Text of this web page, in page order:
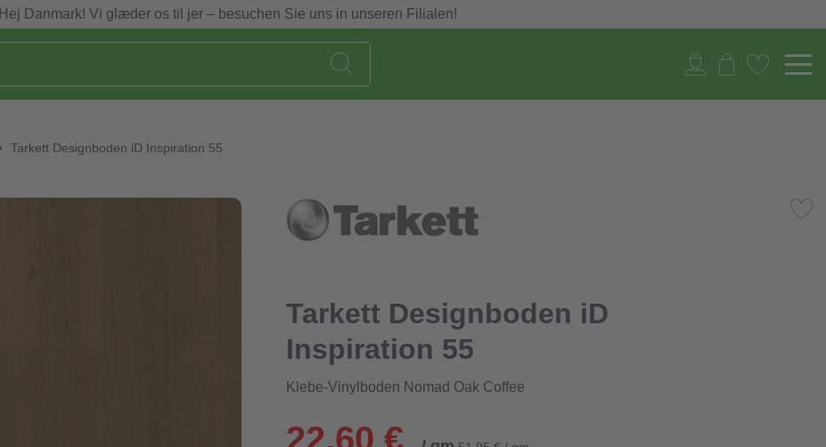
Hej Danmark! Vi glæder os til jer – besuchen Sie uns in unseren Filialen!
Tarkett Designboden iD Inspiration 55
Tarkett Designboden iD
Inspiration 55
Klebe-Vinylboden Nomad Oak Coffee
22,60 €